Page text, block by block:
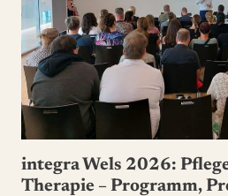
integra Wels 2026:
Therapie – Programm,